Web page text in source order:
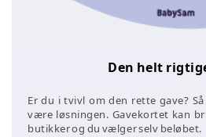
Den helt
Er du i tvivl om den rette gave?
være løsningen. Gavekortet kan
butikker og du vælger selv beløbet.